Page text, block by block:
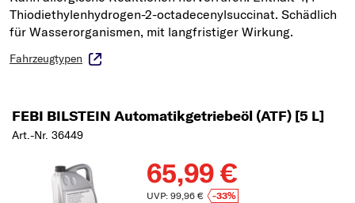
Fahrzeugtypen
FEBI BILSTEIN Automatikgetriebeöl (ATF) [5 L]
Art.-Nr. 36449
65,99 €
UVP: 99,96 €
-33%